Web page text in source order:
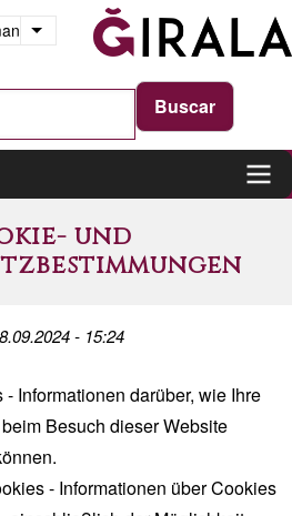
Weitere Aktionen auflisten
und
- 15:24
- Informationen darüber, wie Ihre
Besuch dieser Website
- Informationen über Cookies